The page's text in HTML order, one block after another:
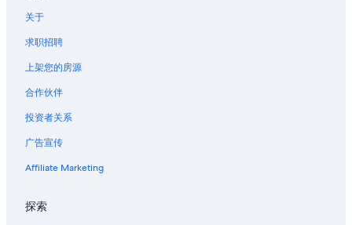
关于
求职招聘
上架您的房源
合作伙伴
投资者关系
广告宣传
Affiliate Marketing
探索